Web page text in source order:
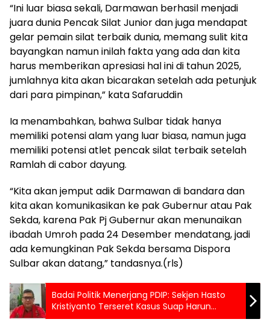
“Ini luar biasa sekali, Darmawan berhasil menjadi
juara dunia Pencak Silat Junior dan juga mendapat
gelar pemain silat terbaik dunia, memang sulit kita
bayangkan namun inilah fakta yang ada dan kita
harus memberikan apresiasi hal ini di tahun 2025,
jumlahnya kita akan bicarakan setelah ada petunjuk
dari para pimpinan,” kata Safaruddin
Ia menambahkan, bahwa Sulbar tidak hanya
memiliki potensi alam yang luar biasa, namun juga
memiliki potensi atlet pencak silat terbaik setelah
Ramlah di cabor dayung.
“Kita akan jemput adik Darmawan di bandara dan
kita akan komunikasikan ke pak Gubernur atau Pak
Sekda, karena Pak Pj Gubernur akan menunaikan
ibadah Umroh pada 24 Desember mendatang, jadi
ada kemungkinan Pak Sekda bersama Dispora
Sulbar akan datang,” tandasnya.(rls)
Badai Politik Menerjang PDIP: Sekjen Hasto
Kristiyanto Terseret Kasus Suap Harun
Masiku